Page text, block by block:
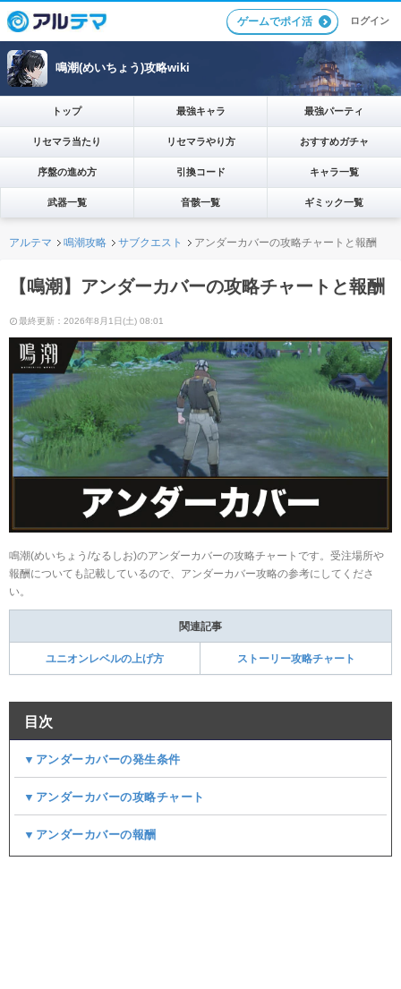
ゲームでポイ活 ログイン
鳴潮(めいちょう)攻略wiki
トップ 最強キャラ 最強パーティ
リセマラ当たり リセマラやり方 おすすめガチャ
序盤の進め方 引換コード キャラ一覧
武器一覧 音骸一覧 ギミック一覧
アルテマ 鳴潮攻略 サブクエスト アンダーカバーの攻略チャートと報酬
【鳴潮】アンダーカバーの攻略チャートと報酬
最終更新：2026年8月1日(土) 08:01
鳴潮(めいちょう/なるしお)のアンダーカバーの攻略チャートです。受注場所や
報酬についても記載しているので、アンダーカバー攻略の参考にしてくださ
い。
関連記事
ユニオンレベルの上げ方 ストーリー攻略チャート
目次
▼アンダーカバーの発生条件​
▼アンダーカバーの攻略チャート
▼アンダーカバーの報酬